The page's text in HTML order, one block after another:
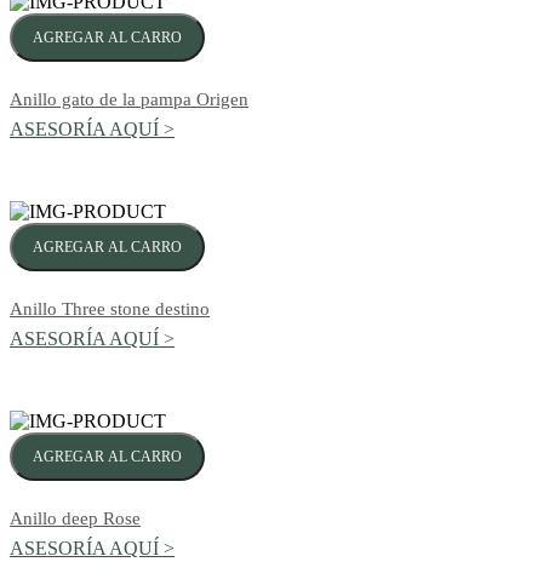
AGREGAR AL CARRO
Anillo gato de la pampa Origen
ASESORÍA AQUÍ >
AGREGAR AL CARRO
Anillo Three stone destino
ASESORÍA AQUÍ >
AGREGAR AL CARRO
Anillo deep Rose
ASESORÍA AQUÍ >